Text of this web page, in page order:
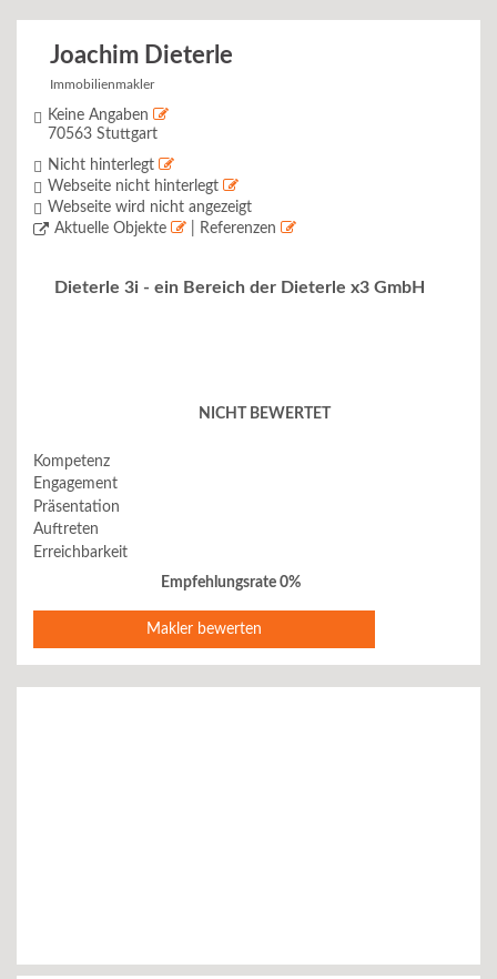
Joachim Dieterle
Immobilienmakler
Keine Angaben
70563 Stuttgart
Nicht hinterlegt
Webseite nicht hinterlegt
Webseite wird nicht angezeigt
Aktuelle Objekte
| Referenzen
Dieterle 3i - ein Bereich der Dieterle x3 GmbH
NICHT BEWERTET
Kompetenz
Engagement
Präsentation
Auftreten
Erreichbarkeit
Empfehlungsrate 0%
Makler bewerten